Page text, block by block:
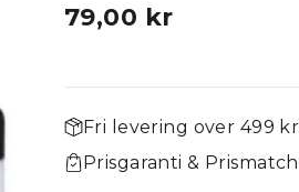
79,00 kr
Fri levering over 499
Prisgaranti & Prismatch